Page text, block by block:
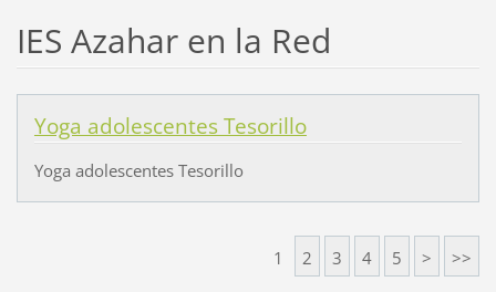
IES Azahar en la Red
Yoga adolescentes Tesorillo
Yoga adolescentes Tesorillo
1 2 3 4 5 > >>